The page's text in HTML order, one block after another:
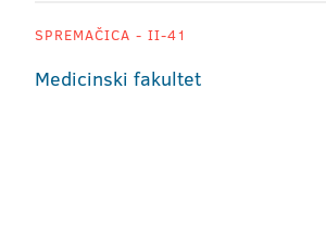
SPREMAČICA - II-41
Medicinski fakultet